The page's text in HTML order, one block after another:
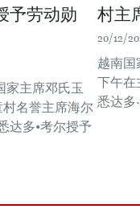
予劳动勋
家主席邓氏玉
村名誉主席海尔
达多•考尔授予
村主
20/12/
越南国
下午在
悉达多